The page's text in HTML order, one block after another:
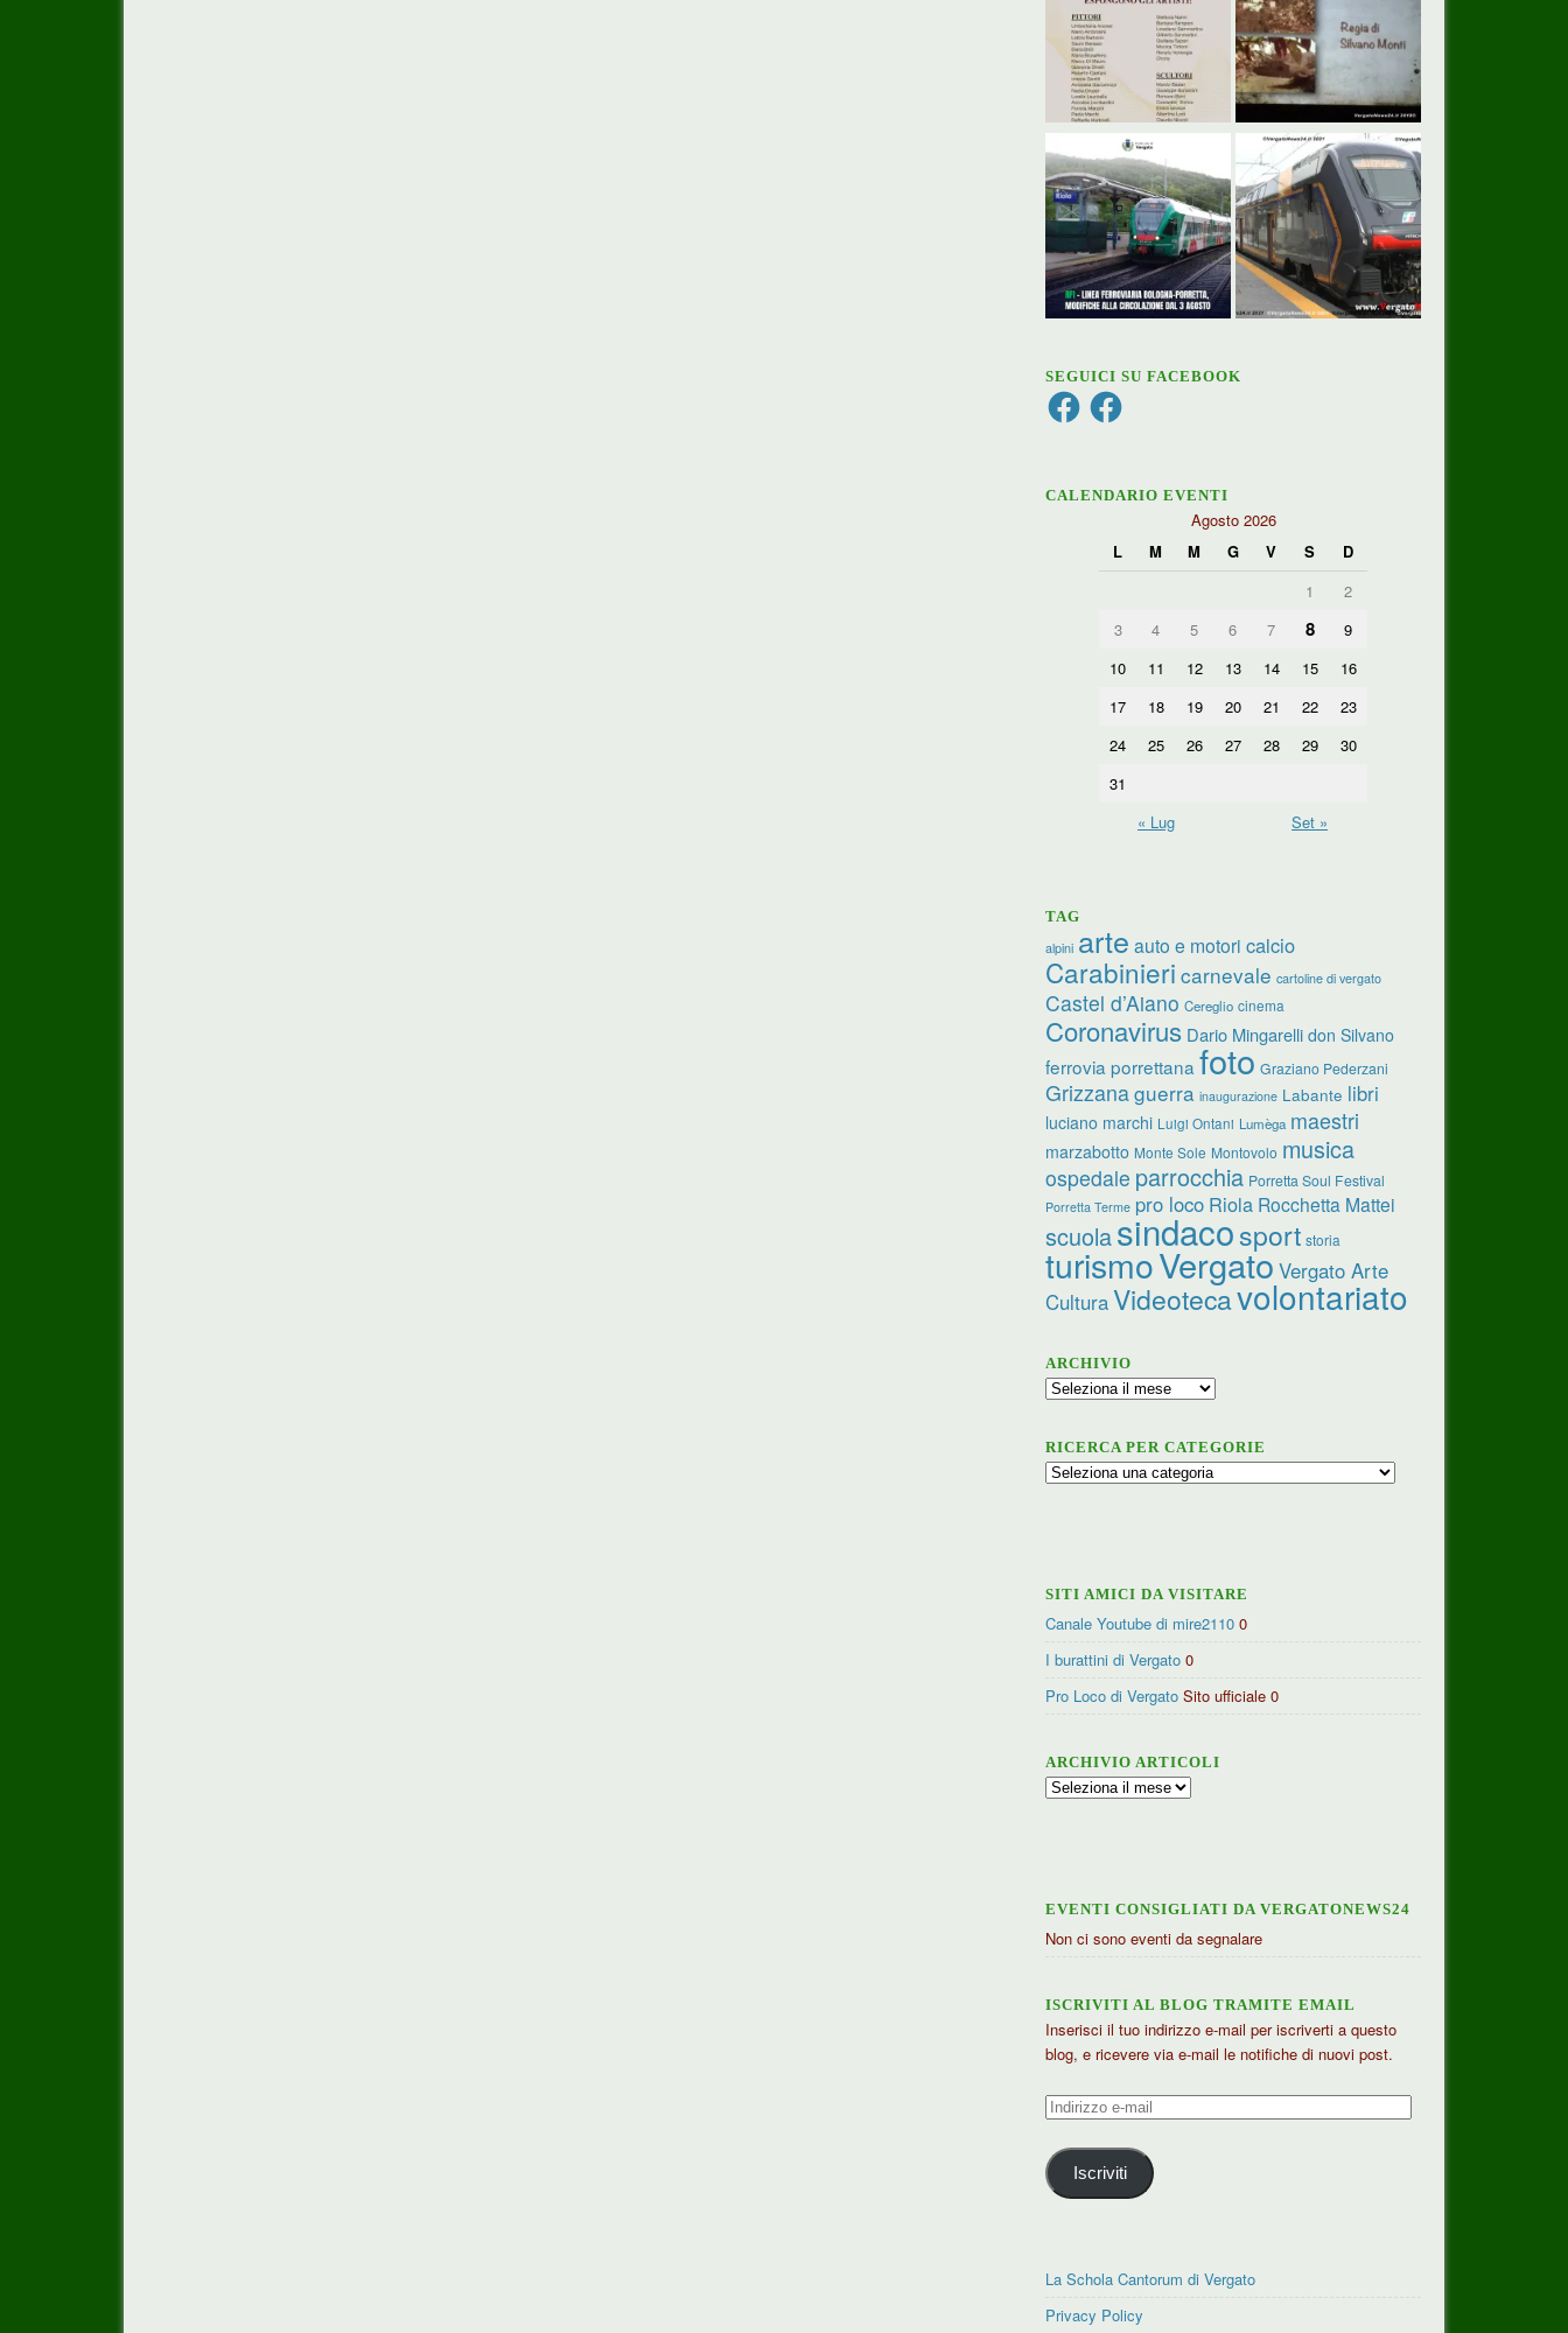
SEGUICI SU FACEBOOK
FacebookFacebook
CALENDARIO EVENTI
Agosto 2026
L
M M G V S
D
1
2
3
4 5 6 7 8
9
10
11 12 13 14 15
16
17
18 19 20 21 22
23
24
25 26 27 28 29
30
31
« Lug
Set »
TAG
alpini arte auto e motori calcio
Carabinieri carnevale cartoline di vergato
Castel d’Aiano Cereglio cinema
Coronavirus Dario Mingarelli don Silvano
ferrovia porrettana foto Graziano Pederzani
Grizzanaguerra inaugurazione Labante libri
luciano marchi Luigi Ontani Lumèga maestri
marzabotto Monte Sole Montovolo musica
ospedale parrocchia Porretta Soul Festival
Porretta Terme pro loco Riola Rocchetta Mattei
scuolasindacosport storia
turismoVergato Vergato Arte
CulturaVideotecavolontariato
ARCHIVIO
Archivio
RICERCA PER CATEGORIE
Ricerca
SITI AMICI DA VISITARE
Canale Youtube di mire2110 0
I burattini di Vergato 0
Pro Loco di Vergato Sito ufficiale 0
ARCHIVIO ARTICOLI
Archivio
EVENTI CONSIGLIATI DA VERGATONEWS24
Non ci sono eventi da segnalare
ISCRIVITI AL BLOG TRAMITE EMAIL
Inserisci il tuo indirizzo e-mail per iscriverti a questo
blog, e ricevere via e-mail le notifiche di nuovi post.
Indirizzo
mail
Iscriviti
La Schola Cantorum di Vergato
Privacy Policy